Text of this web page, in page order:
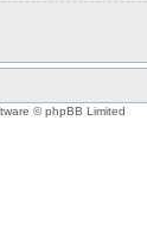
© phpBB Limited